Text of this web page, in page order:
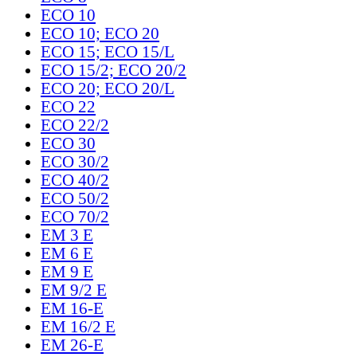
ECO 10
ECO 10; ECO 20
ECO 15; ECO 15/L
ECO 15/2; ECO 20/2
ECO 20; ECO 20/L
ECO 22
ECO 22/2
ECO 30
ECO 30/2
ECO 40/2
ECO 50/2
ECO 70/2
EM 3 E
EM 6 E
EM 9 E
EM 9/2 E
EM 16-E
EM 16/2 E
EM 26-E